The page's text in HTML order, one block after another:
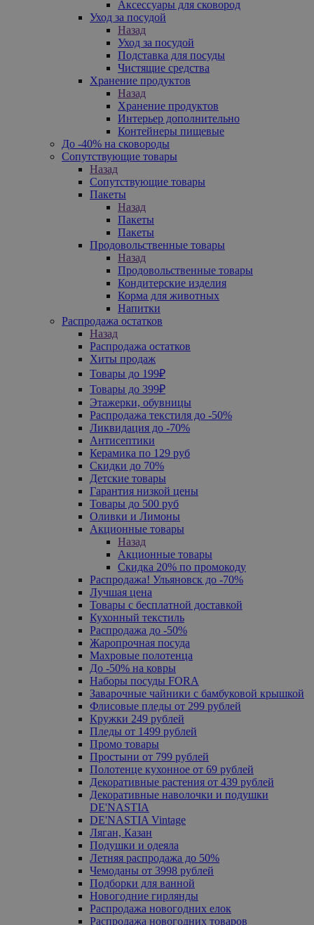
Аксессуары для сковород
Уход за посудой
Назад
Уход за посудой
Подставка для посуды
Чистящие средства
Хранение продуктов
Назад
Хранение продуктов
Интерьер дополнительно
Контейнеры пищевые
До -40% на сковороды
Сопутствующие товары
Назад
Сопутствующие товары
Пакеты
Назад
Пакеты
Пакеты
Продовольственные товары
Назад
Продовольственные товары
Кондитерские изделия
Корма для животных
Напитки
Распродажа остатков
Назад
Распродажа остатков
Хиты продаж
Товары до 199₽
Товары до 399₽
Этажерки, обувницы
Распродажа текстиля до -50%
Ликвидация до -70%
Антисептики
Керамика по 129 руб
Скидки до 70%
Детские товары
Гарантия низкой цены
Товары до 500 руб
Оливки и Лимоны
Акционные товары
Назад
Акционные товары
Скидка 20% по промокоду
Распродажа! Ульяновск до -70%
Лучшая цена
Товары с бесплатной доставкой
Кухонный текстиль
Распродажа до -50%
Жаропрочная посуда
Махровые полотенца
До -50% на ковры
Наборы посуды FORA
Заварочные чайники с бамбуковой крышкой
Флисовые пледы от 299 рублей
Кружки 249 рублей
Пледы от 1499 рублей
Промо товары
Простыни от 799 рублей
Полотенце кухонное от 69 рублей
Декоративные растения от 439 рублей
Декоративные наволочки и подушки
DE'NASTIA
DE'NASTIA Vintage
Ляган, Казан
Подушки и одеяла
Летняя распродажа до 50%
Чемоданы от 3998 рублей
Подборки для ванной
Новогодние гирлянды
Распродажа новогодних елок
Распродажа новогодних товаров